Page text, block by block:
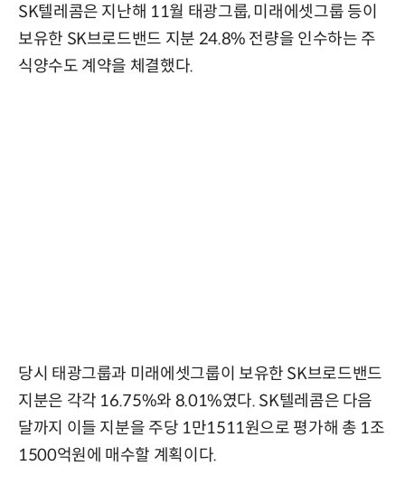
SK텔레콤은 지난해 11월 태광그룹, 미래에셋그룹 등이
보유한 SK브로드밴드 지분 24.8% 전량을 인수하는 주
식양수도 계약을 체결했다.
당시 태광그룹과 미래에셋그룹이 보유한 SK브로드밴드
지분은 각각 16.75%와 8.01%였다. SK텔레콤은 다음
달까지 이들 지분을 주당 1만1511원으로 평가해 총 1조
1500억원에 매수할 계획이다.